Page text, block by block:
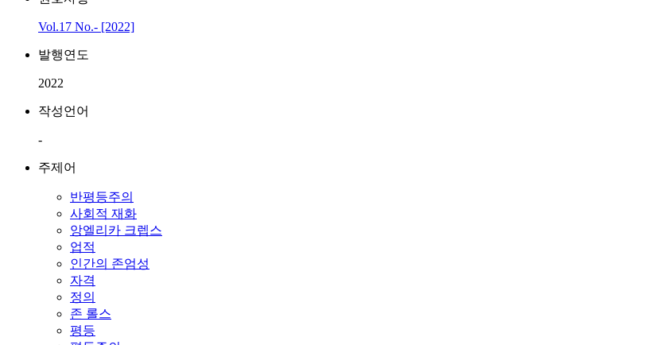
Vol.17 No.- [2022]
발행연도
2022
작성언어
-
주제어
반평등주의
사회적 재화
앙엘리카 크렙스
업적
인간의 존엄성
자격
정의
존 롤스
평등